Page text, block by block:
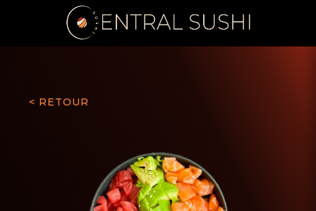
< RETOUR